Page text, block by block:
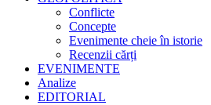
Conflicte
Concepte
Evenimente cheie în istorie
Recenzii cărți
EVENIMENTE
Analize
EDITORIAL